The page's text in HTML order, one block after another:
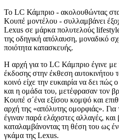
Το LC Κάμπριο - ακολουθώντας στα
Κουπέ μοντέλου - συλλαμβάνει
Lexus σε μάρκα πολυτελούς
της οδηγική απόλαυση, μοναδικό
ποιότητα κατασκευής.
Η αρχή για το LC Κάμπριο έγινε
έκδοσης στην έκθεση αυτοκινήτου
κοινό είχε την ευκαιρία να δει
και η ομάδα του, μετέφρασαν τον
Κουπέ σ΄ένα εξίσου κομψό και
αρχή της «απόλυτης ομορφιάς».
έγιναν παρά ελάχιστες αλλαγές,
καταλαμβάνοντας τη θέση του ως
γκάμα της Lexus.